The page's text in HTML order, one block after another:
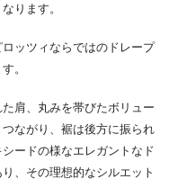
ります。
ッツィならではのドレープ
。
肩、丸みを帯びたボリュー
ながり、裾は後方に振られ
ードの様なエレガントなド
、その理想的なシルエット